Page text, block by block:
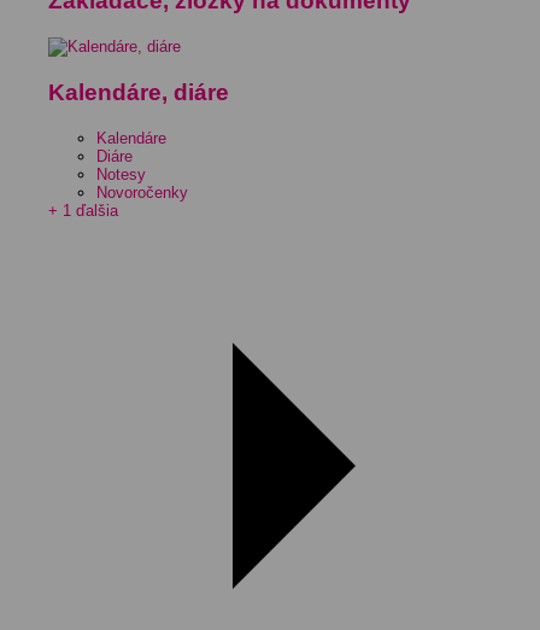
Kalendáre, diáre
Kalendáre
Diáre
Notesy
Novoročenky
+ 1 ďalšia